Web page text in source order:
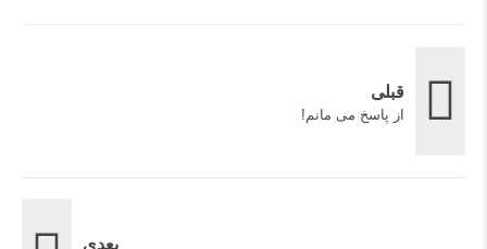
قبلی
از پاسخ می مانم!
بعدی